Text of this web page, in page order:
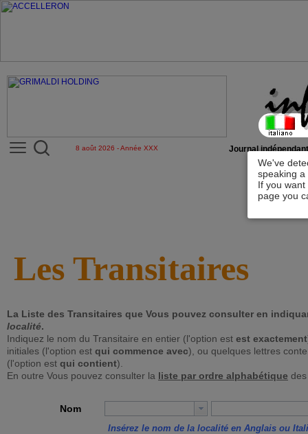
We've
speaking
If you
page you
8 août 2026 - Année XXX Journal
Les Transitaires
La Liste des Transitaires que Vous pouvez consulter en
localité.
Indiquez le nom du Transitaire en entier (l'option est est exactement
initiales (l'option est qui commence avec), ou quelques lettres
(l'option est qui contient).
En outre Vous pouvez consulter la liste par ordre alphabétique
Nom
Insérez le nom de la localité en Anglais ou